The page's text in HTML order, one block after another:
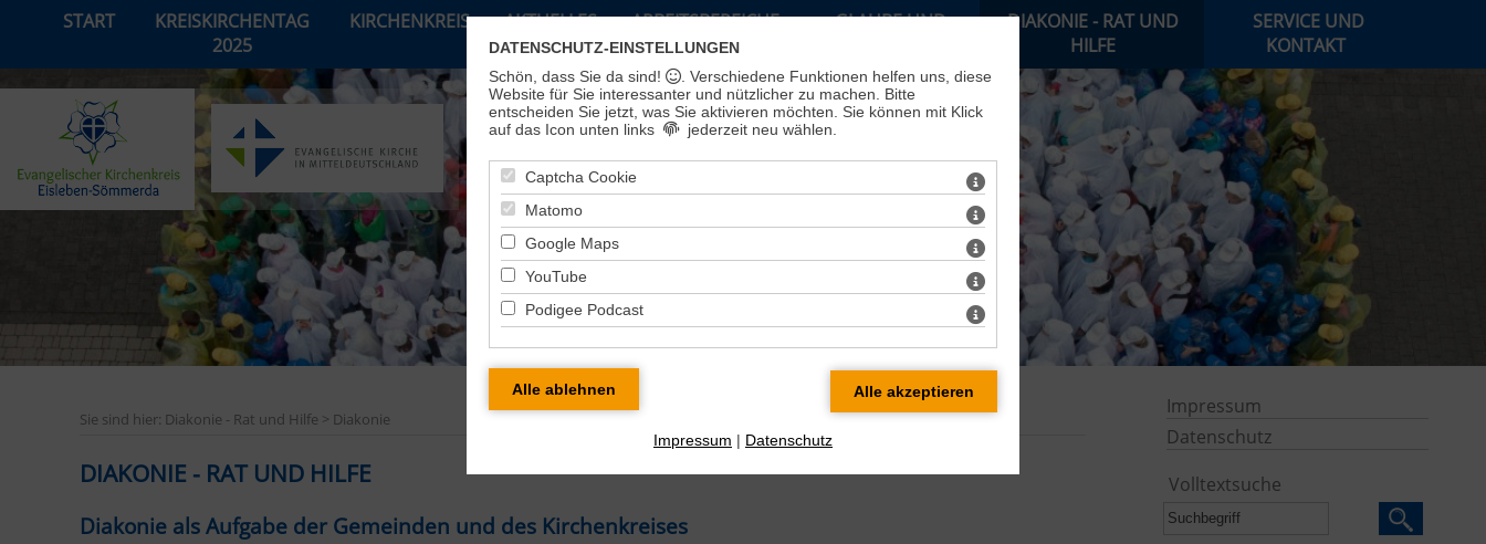
START
KREISKIRCHENTAG
2025
KIRCHENKREIS AKTUELLES ARBEITSBEREICHE
GLAUBE UND
DIAKONIE - RAT UND
HILFE
SERVICE UND
KONTAKT
Sie sind hier: Diakonie - Rat und Hilfe > Diakonie
DIAKONIE - RAT UND HILFE
Diakonie als Aufgabe der Gemeinden und des Kirchenkreises
Impressum
Datenschutz
Volltextsuche
DATENSCHUTZ-EINSTELLUNGEN
Schön, dass Sie da sind!
. Verschiedene Funktionen helfen uns, diese
Website für Sie interessanter und nützlicher zu machen.
Bitte
entscheiden Sie jetzt, was Sie aktivieren möchten. Sie können mit Klick
auf das Icon unten links
jederzeit neu wählen.
Captcha Cookie
Matomo
Google Maps
YouTube
Podigee Podcast
Impressum | Datenschutz